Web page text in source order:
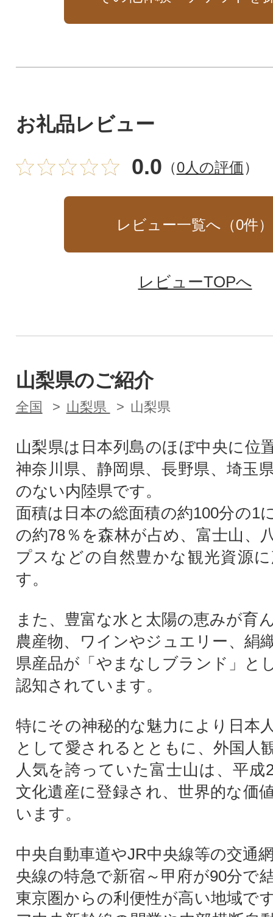
お礼品レビュー
0.0 （0人の評価）
レビュー一覧へ（0件）
レビューTOPへ
山梨県のご紹介
全国 山梨県 山梨県
山梨県は日本列島のほぼ中央に位
神奈川県、静岡県、長野県、埼玉
のない内陸県です。
面積は日本の総面積の約100分の1
の約78％を森林が占め、富士山、
プスなどの自然豊かな観光資源
す。
また、豊富な水と太陽の恵みが育
農産物、ワインやジュエリー、絹
県産品が「やまなしブランド」と
認知されています。
特にその神秘的な魅力により日本
として愛されるとともに、外国人
人気を誇っていた富士山は、平成
文化遺産に登録され、世界的な価
います。
中央自動車道やJR中央線等の交通
央線の特急で新宿～甲府が90分で
東京圏からの利便性が高い地域で